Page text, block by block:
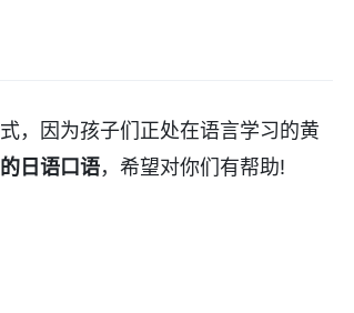
，因为孩子们正处在语言学习的黄
日语口语，希望对你们有帮助!